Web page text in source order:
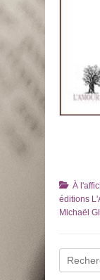
Catégories
À
éditions
Michaël
pour